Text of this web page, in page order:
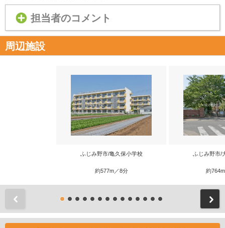
担当者のコメント
周辺施設
ふじみ野市/亀久保小学校
約577m／8分
ふじみ野市/
約